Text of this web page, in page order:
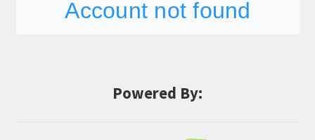
Powered By: